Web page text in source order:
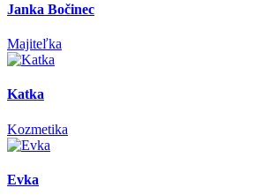
Janka Bočinec
Majiteľka
Katka
Kozmetika
Evka